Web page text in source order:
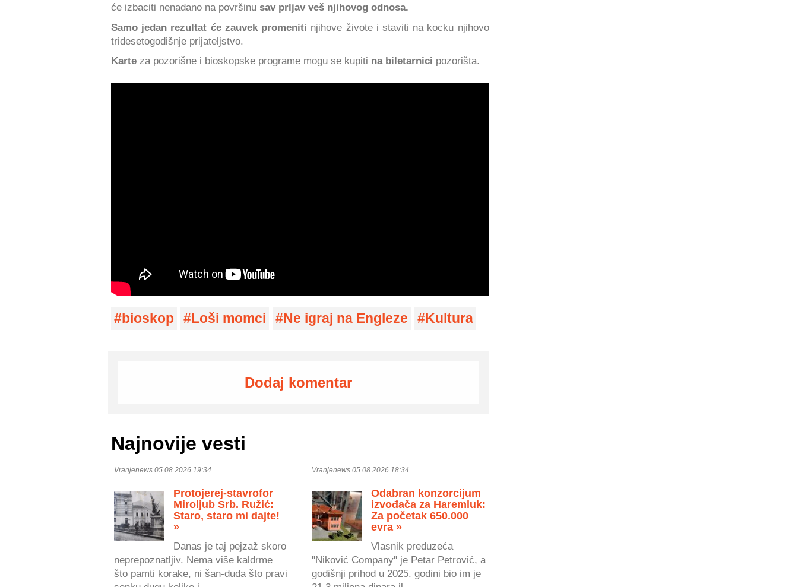
će izbaciti nenadano na površinu sav prljav veš njihovog odnosa.
Samo jedan rezultat će zauvek promeniti njihove živote i staviti na kocku njihovo
tridesetogodišnje prijateljstvo.
Karte za pozorišne i bioskopske programe mogu se kupiti na biletarnici pozorišta.
bioskop Loši momci Ne igraj na Engleze Kultura
Dodaj komentar
Najnovije vesti
Vranjenews 05.08.2026 19:34
Protojerej-stavrofor
Miroljub Srb. Ružić:
Staro, staro mi dajte!
»
Danas je taj pejzaž skoro
neprepoznatljiv. Nema više kaldrme
što pamti korake, ni šan-duda što pravi
Vranjenews 05.08.2026 18:34
Odabran konzorcijum
izvođača za Haremluk:
Za početak 650.000
evra »
Vlasnik preduzeća
"Niković Company" je Petar Petrović, a
godišnji prihod u 2025. godini bio im je